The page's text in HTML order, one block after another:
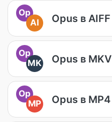
Op
AI
Opus в AIFF
Op
MK
Opus в MKV
Op
MP
Opus в MP4